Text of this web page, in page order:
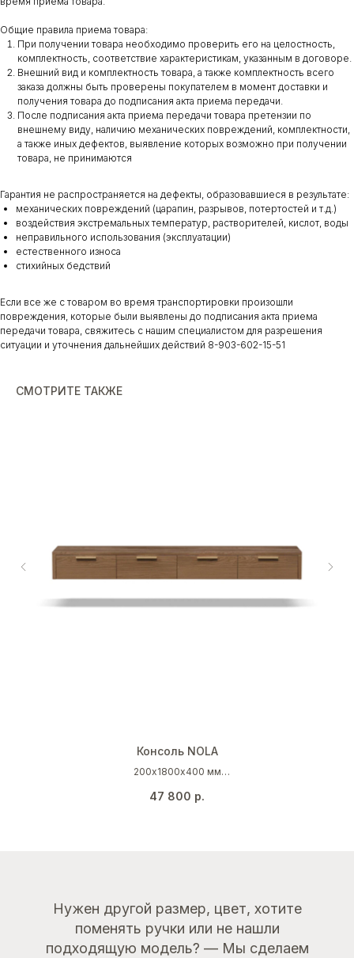
Общие правила приема товара:
При получении товара необходимо проверить его на целостность,
комплектность, соответствие характеристикам, указанным в договоре.
Внешний вид и комплектность товара, а также комплектность всего
заказа должны быть проверены покупателем в момент доставки и
получения товара до подписания акта приема передачи.
После подписания акта приема передачи товара претензии по
внешнему виду, наличию механических повреждений, комплектности,
а также иных дефектов, выявление которых возможно при получении
товара, не принимаются
Гарантия не распространяется на дефекты, образовавшиеся в результате:
механических повреждений (царапин, разрывов, потертостей и т.д.)
воздействия экстремальных температур, растворителей, кислот, воды
неправильного использования (эксплуатации)
естественного износа
стихийных бедствий
Если все же с товаром во время транспортировки произошли
повреждения, которые были выявлены до подписания акта приема
передачи товара, свяжитесь с нашим специалистом для разрешения
ситуации и уточнения дальнейших действий 8-903-602-15-51
СМОТРИТЕ ТАКЖЕ
Консоль NOLA
200х1800х400 мм
47 800 р.
Нужен другой размер, цвет, хотите
поменять ручки или не нашли
подходящую модель? — Мы сделаем